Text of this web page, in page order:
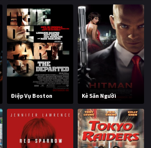
Điệp Vụ Boston Kẻ Săn Người